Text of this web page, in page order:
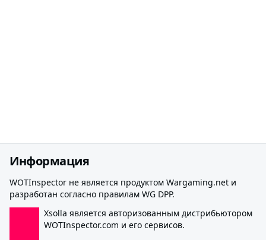
Информация
WOTInspector не является продуктом Wargaming.net и
разработан согласно правилам WG DPP.
Xsolla является авторизованным дистрибьютором
WOTInspector.com и его сервисов.